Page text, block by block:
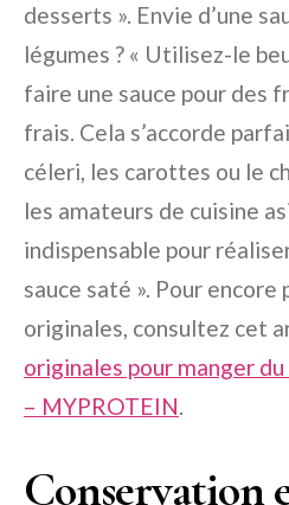
desserts ». Envie d’une
légumes ? « Utilisez-le
faire une sauce pour des
frais. Cela s’accorde
céleri, les carottes ou le
les amateurs de cuisine
indispensable pour
sauce saté ». Pour encore
originales, consultez cet
originales pour manger
– MYPROTEIN.
Conservation